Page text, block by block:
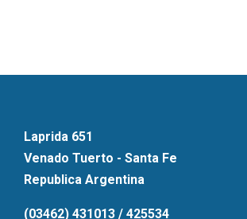
Laprida 651
Venado Tuerto - Santa Fe
Republica Argentina
(03462) 431013 / 425534